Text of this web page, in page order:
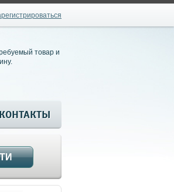
товар и
КОНТАКТЫ